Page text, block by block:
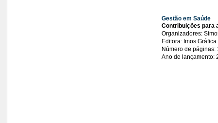
Gestão em Saúde
Contribuições para
Organizadores:
Editora: Imos
Número de páginas:
Ano de lançamento: